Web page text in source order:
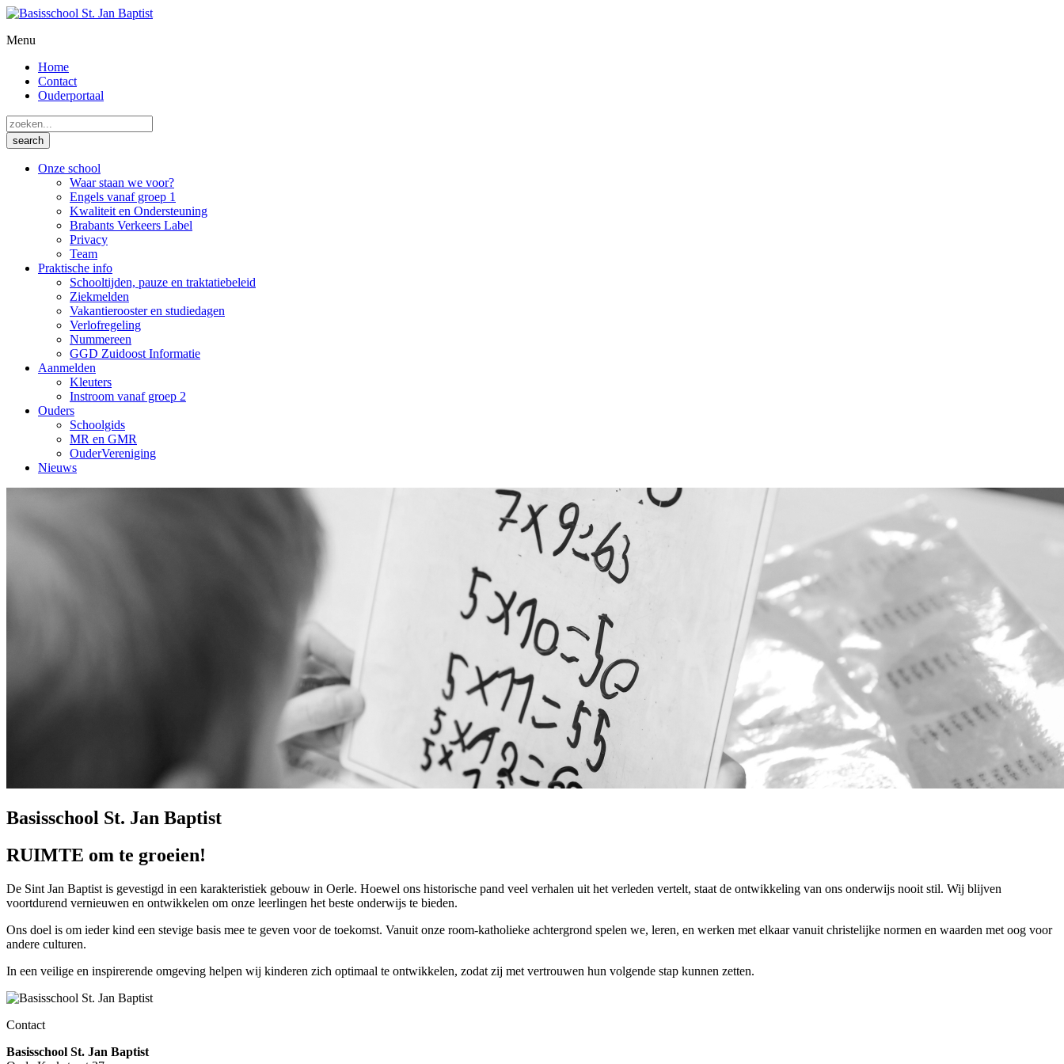
Menu
Home
Contact
Ouderportaal
Onze school
Waar staan we voor?
Engels vanaf groep 1
Kwaliteit en Ondersteuning
Brabants Verkeers Label
Privacy
Team
Praktische info
Schooltijden, pauze en traktatiebeleid
Ziekmelden
Vakantierooster en studiedagen
Verlofregeling
Nummereen
GGD Zuidoost Informatie
Aanmelden
Kleuters
Instroom vanaf groep 2
Ouders
Schoolgids
MR en GMR
OuderVereniging
Nieuws
Basisschool St. Jan Baptist
RUIMTE om te groeien!
De Sint Jan Baptist is gevestigd in een karakteristiek gebouw in Oerle. Hoewel ons historische pand veel verhalen uit het verleden vertelt, staat de ontwikkeling van ons onderwijs nooit stil. Wij blijven
voortdurend vernieuwen en ontwikkelen om onze leerlingen het beste onderwijs te bieden.
Ons doel is om ieder kind een stevige basis mee te geven voor de toekomst. Vanuit onze room-katholieke achtergrond spelen we, leren, en werken met elkaar vanuit christelijke normen en waarden met oog voor
andere culturen.
In een veilige en inspirerende omgeving helpen wij kinderen zich optimaal te ontwikkelen, zodat zij met vertrouwen hun volgende stap kunnen zetten.
Contact
Basisschool St. Jan Baptist